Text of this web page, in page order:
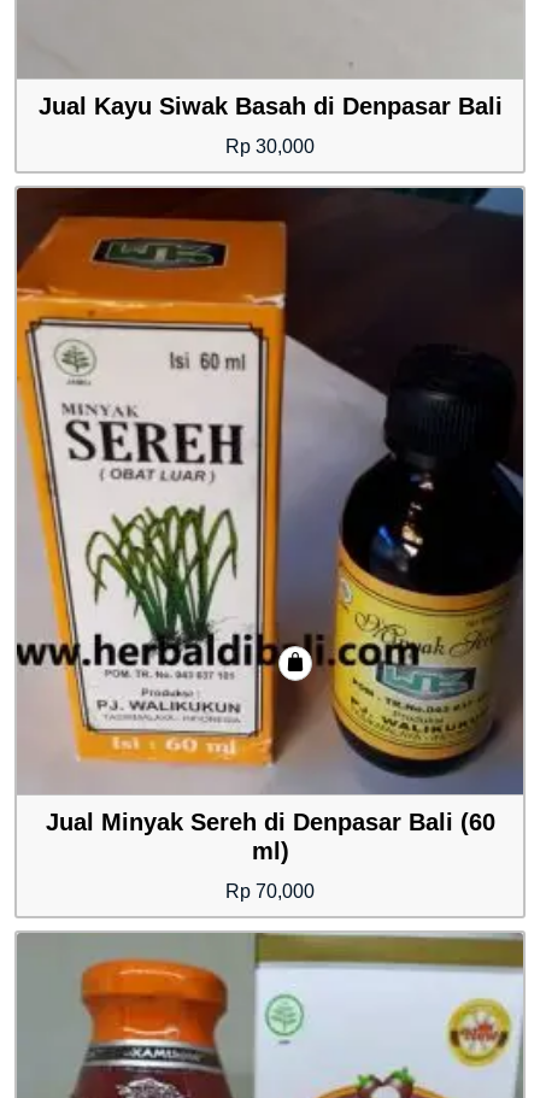
Jual Kayu Siwak Basah di Denpasar Bali
Rp 30,000
Jual Minyak Sereh di Denpasar Bali (60
ml)
Rp 70,000